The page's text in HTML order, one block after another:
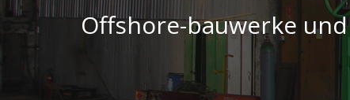
Offshore-bauwerke